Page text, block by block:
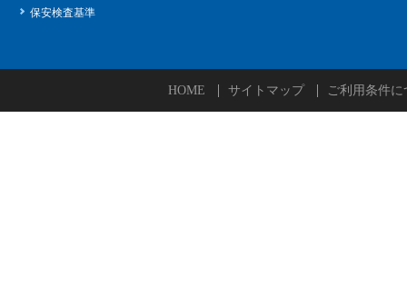
保安検査基準
HOME サイトマップ ご利用条件に